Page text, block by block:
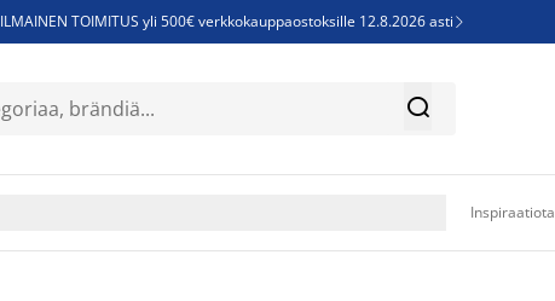
ILMAINEN TOIMITUS yli 500€ verkkokauppaostoksille 12.8.2026 asti 
Sijauspatjoja - Säästä jopa 60% 
Inspiraatiota